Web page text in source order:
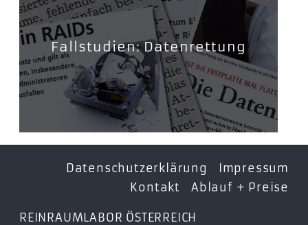
Fallstudien: Datenrettung
Datenschutzerklärung
Impressum
Kontakt
Ablauf + Preise
REINRAUMLABOR ÖSTERREICH